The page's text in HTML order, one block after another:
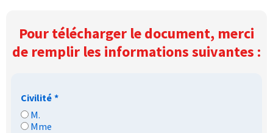
Pour télécharger le document, merci
de remplir les informations suivantes :
Civilité *
M.
Mme